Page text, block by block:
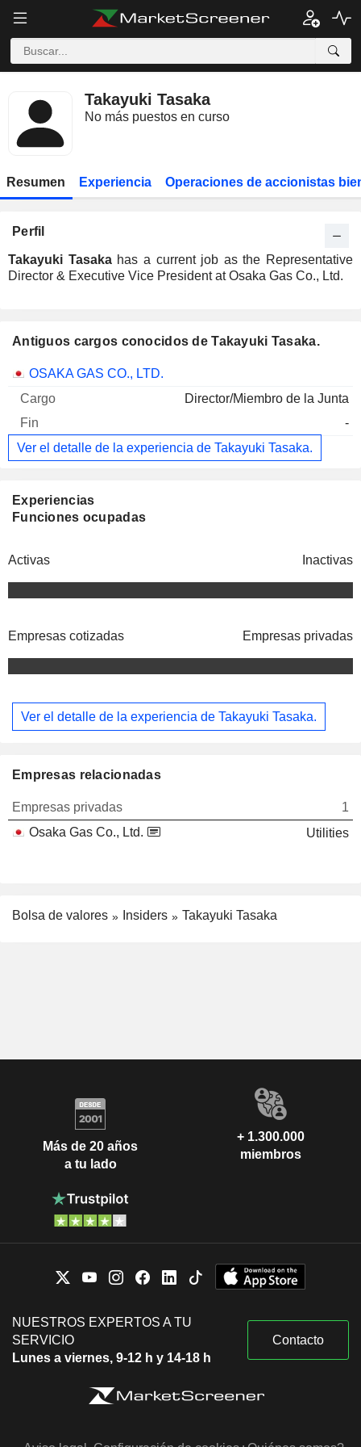
Takayuki Tasaka
No más puestos en curso
Resumen Experiencia Operaciones de accionistas
Perfil
Takayuki Tasakahas a current job as the Representative
Director & Executive Vice President at Osaka Gas Co., Ltd.
Antiguos cargos conocidos de Takayuki Tasaka.
Empresas Cargo Fin
OSAKA GAS CO., LTD.
Director/Miembro de la Junta
-
Ver el detalle de la experiencia de Takayuki Tasaka.
Experiencias
Funciones ocupadas
Activas Inactivas
Empresas cotizadas Empresas privadas
Ver el detalle de la experiencia de Takayuki Tasaka.
Empresas relacionadas
Empresas privadas
1
Osaka Gas Co., Ltd.
Utilities
Bolsa de valores Insiders Takayuki Tasaka
Más de 20 años
a tu lado
+ 1.300.000
miembros
NUESTROS EXPERTOS A TU
SERVICIO
Lunes a viernes, 9-12 h y 14-18 h
Contacto